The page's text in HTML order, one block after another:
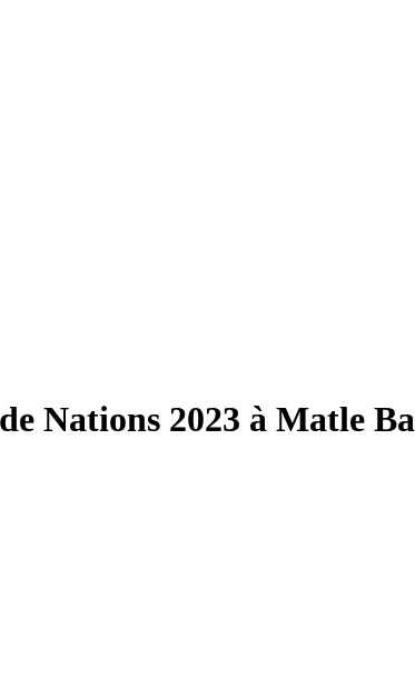
Nations 2023 à Matle